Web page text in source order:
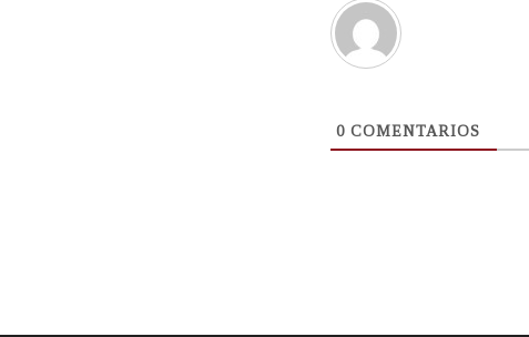
0 COMENTARIOS